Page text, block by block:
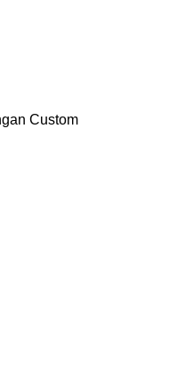
Custom